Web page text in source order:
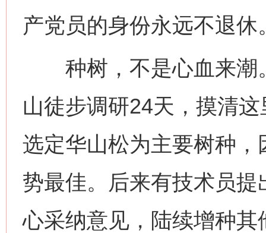
产党员的身份永远不退休
种树，不是心血来潮
山徒步调研24天，摸清
选定华山松为主要树种
势最佳。后来有技术员
心采纳意见，陆续增种